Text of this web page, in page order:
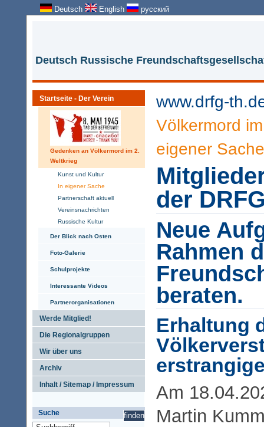
Deutsch English русский
Deutsch Russische
Startseite - Der Verein
Gedenken an Völkermord im 2.
Weltkrieg
Kunst und Kultur
In eigener Sache
Partnerschaft aktuell
Vereinsnachrichten
Russische Kultur
Der Blick nach Osten
Foto-Galerie
Schulprojekte
Interessante Videos
Partnerorganisationen
Werde Mitglied!
Die Regionalgruppen
Wir über uns
Archiv
Inhalt / Sitemap / Impressum
Suche
www.drfg-
Völkermord
eigener Sache
der
Neue
Rahmen
beraten.
Erhaltung
Am
Martin